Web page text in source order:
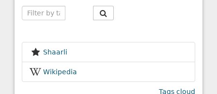
Shaarli
Wikipedia
Tags cloud